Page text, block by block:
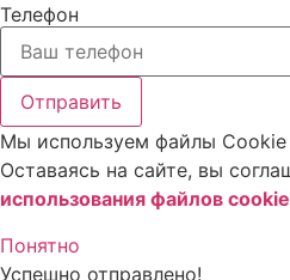
Телефон
Отправить
Мы используем файлы Cookie
Оставаясь на сайте, вы
использования файлов cookie
Понятно
Успешно отправлено!